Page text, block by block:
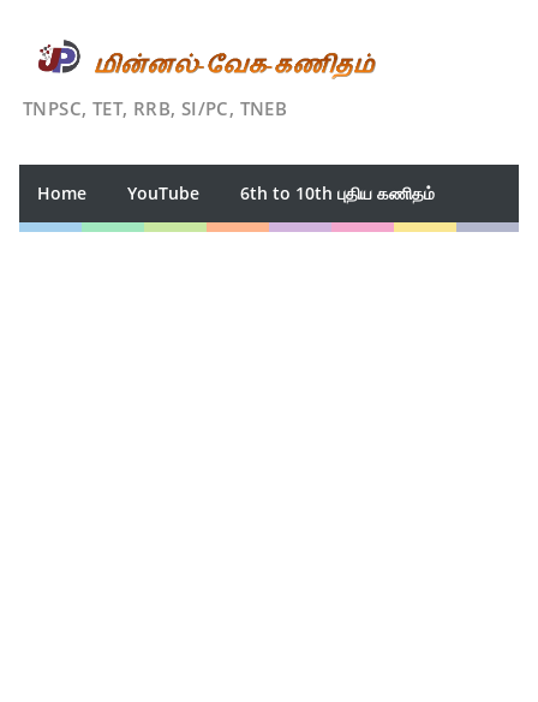
TNPSC, TET, RRB, SI/PC, TNEB
Home YouTube 6th to 10th புதிய கணிதம்